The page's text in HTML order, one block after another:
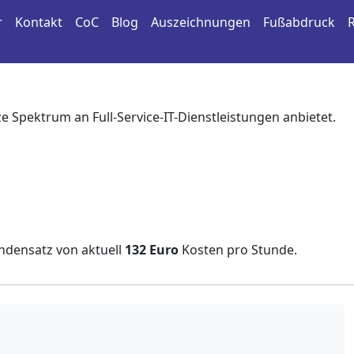
Kontakt CoC Blog Auszeichnungen Fußabdruck
Spektrum an Full-Service-IT-Dienstleistungen anbietet.
von aktuell 132 Euro Kosten pro Stunde.